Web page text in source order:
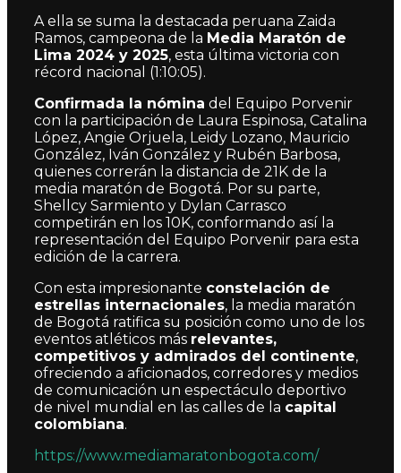
A ella se suma la destacada peruana Zaida
Ramos, campeona de la Media Maratón de
Lima 2024 y 2025, esta última victoria con
récord nacional (1:10:05).
Confirmada la nómina del Equipo Porvenir
con la participación de Laura Espinosa, Catalina
López, Angie Orjuela, Leidy Lozano, Mauricio
González, Iván González y Rubén Barbosa,
quienes correrán la distancia de 21K de la
media maratón de Bogotá. Por su parte,
Shellcy Sarmiento y Dylan Carrasco
competirán en los 10K, conformando así la
representación del Equipo Porvenir para esta
edición de la carrera.
Con esta impresionante constelación de
estrellas internacionales, la media maratón
de Bogotá ratifica su posición como uno de los
eventos atléticos más relevantes,
competitivos y admirados del continente,
ofreciendo a aficionados, corredores y medios
de comunicación un espectáculo deportivo
de nivel mundial en las calles de la capital
colombiana.
https://www.mediamaratonbogota.com/